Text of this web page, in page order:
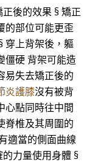
後的效果 § 矯正
的部位可能更歪
穿上背架後，軀
僵硬 背架可能造
易失去矯正後的
炎護膝沒有被背
心點同時往中間
脊椎及其周圍的
適當的側面曲線
力量使用身體 §